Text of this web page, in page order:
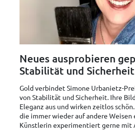
Neues ausprobieren
Stabilität und Sicherheit
Gold verbindet Simone Urbanietz-
von Stabilität und Sicherheit. Ihre
Eleganz aus und wirken zeitlos
die immer wieder auf andere Weisen
Künstlerin experimentiert gerne mit